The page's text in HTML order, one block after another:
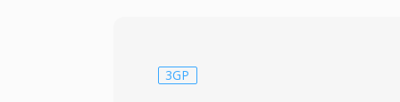
3GP